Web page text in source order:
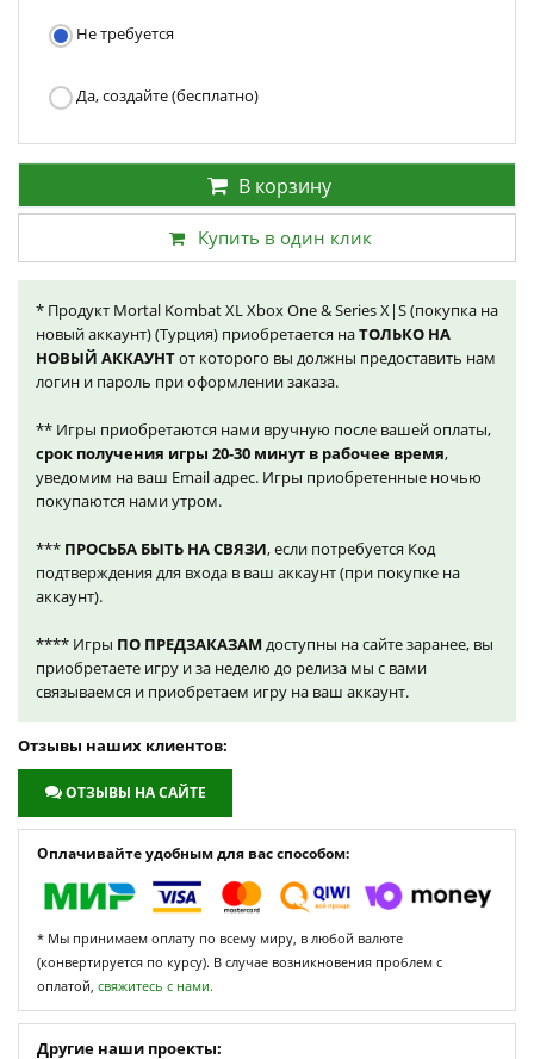
Не требуется
Да, создайте (бесплатно)
В корзину
Купить в один клик
* Продукт Mortal Kombat XL Xbox One & Series X|S (покупка на
новый аккаунт) (Турция) приобретается наТОЛЬКО НА
НОВЫЙ АККАУНТот которого вы должны предоставить нам
логин и пароль при оформлении заказа.
** Игры приобретаются нами вручную после вашей оплаты,
срок получения игры 20-30 минут в рабочее время,
уведомим на ваш Email адрес. Игры приобретенные ночью
покупаются нами утром.
*** ПРОСЬБА БЫТЬ НА СВЯЗИ, если потребуется Код
подтверждения для входа в ваш аккаунт (при покупке на
аккаунт).
**** Игры ПО ПРЕДЗАКАЗАМ доступны на сайте заранее, вы
приобретаете игру и за неделю до релиза мы с вами
связываемся и приобретаем игру на ваш аккаунт.
Отзывы наших клиентов:
ОТЗЫВЫ НА САЙТЕ
Оплачивайте удобным для вас способом:
* Мы принимаем оплату по всему миру, в любой валюте
(конвертируется по курсу). В случае возникновения проблем с
оплатой, свяжитесь с нами.
Другие наши проекты: